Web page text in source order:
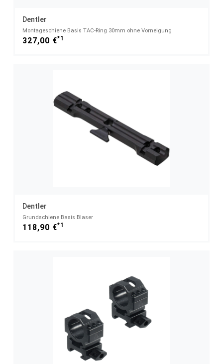
Dentler
Montageschiene Basis TAC-Ring 30mm ohne Vorneigung
327,00 €*1
Dentler
Grundschiene Basis Blaser
118,90 €*1